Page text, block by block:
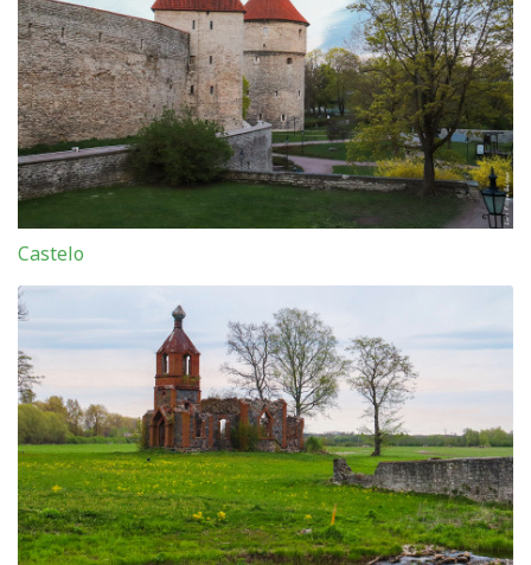
Castelo